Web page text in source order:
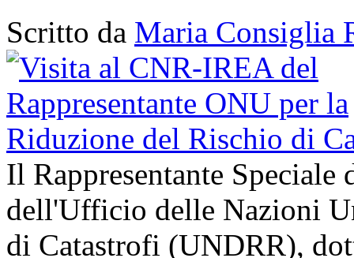
Scritto da Maria Consiglia
Il Rappresentante Speciale
dell'Ufficio delle Nazioni
di Catastrofi (UNDRR),